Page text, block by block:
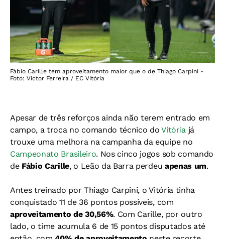
Fábio Carille tem aproveitamento maior que o de Thiago Carpini -
Foto: Victor Ferreira / EC Vitória
Apesar de três reforços ainda não terem entrado em
campo, a troca no comando técnico doVitóriajá
trouxe uma melhora na campanha da equipe no
Campeonato Brasileiro. Nos cinco jogos sob comando
de Fábio Carille, o Leão da Barra perdeu apenas um.
Antes treinado por Thiago Carpini, o Vitória tinha
conquistado 11 de 36 pontos possíveis, com
aproveitamento de 30,56%. Com Carille, por outro
lado, o time acumula 6 de 15 pontos disputados até